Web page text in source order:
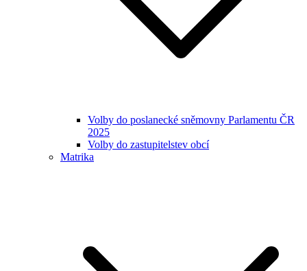
Volby do poslanecké sněmovny Parlamentu ČR
2025
Volby do zastupitelstev obcí
Matrika